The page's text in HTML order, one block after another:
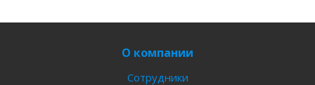
О компании
Сотрудники